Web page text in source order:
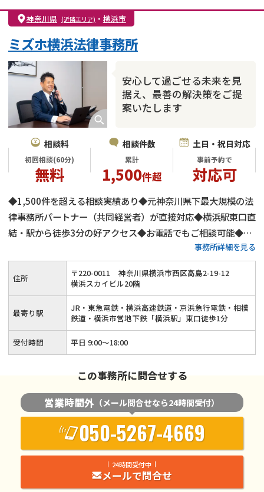
親権・面会交流権
DV
モラハラ
不貞・不倫慰謝料請求
国際離婚
財産分与
内縁の夫婦
神奈川県 (近隣エリア) ・ 横浜市
安心して過ごせる未来を見
据え、最善の解決策をご提
案いたします
ミズホ横浜法律事務所
相談料
初回相談(60分)
無料
相談件数
累計
1,500件超
土日・祝日対応
事前予約で
対応可
◆1,500件を超える相談実績あり◆元神奈川県下最大規模の法
律事務所パートナー（共同経営者）が直接対応◆横浜駅東口直
結・駅から徒歩3分の好アクセス◆お電話でもご相談可能◆初
回相談60分間無料◆ご相談は完全個室◆不倫慰謝料請求対応
可◆モラハラによる離婚にも対応
事務所詳細を見る
住所 〒220-0011
神奈川県横浜市西区高島2-19-12
横浜スカイビル20階
最寄り駅
JR・東急電鉄・横浜高速鉄道・京浜急行電鉄・相模
鉄道・横浜市営地下鉄「横浜駅」東口徒歩1分
受付時間 平日 9:00～18:00
この事務所に問合せする
営業時間外 （メール問合せなら24時間受付）
050-5267-4669
24時間受付中
メールで問合せ